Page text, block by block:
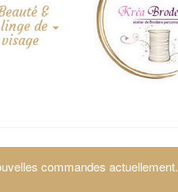
&
linge de
visage
commandes actuellement.